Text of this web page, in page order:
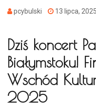
pcybulski 13 lipca, 2025
Dziś koncert
Białymstoku!
Wschód
2025